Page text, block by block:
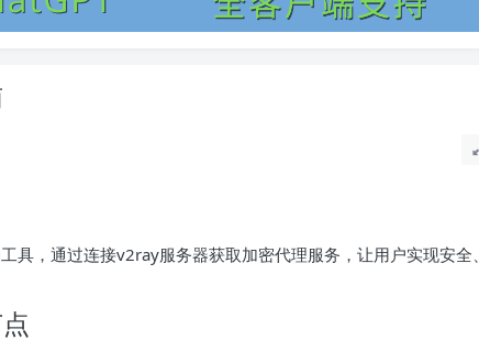
具，通过连接v2ray服务器获取加密代理服务，让用户实现安全、